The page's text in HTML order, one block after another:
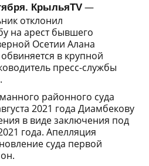
КрыльяTV —
отклонил
на арест бывшего
Осетии Алана
в крупной
пресс-службы
районного суда
2021 года Диамбекову
в виде заключения под
года. Апелляция
суда первой